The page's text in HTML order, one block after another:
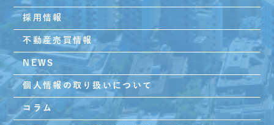
採用情報
不動産売買情報
NEWS
個人情報の取り扱いについて
コラム